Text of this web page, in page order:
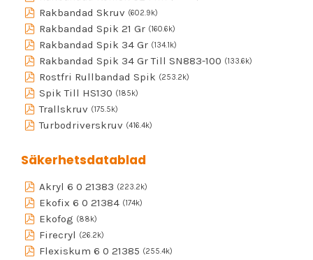
Rakbandad Skruv (602.9k)
Rakbandad Spik 21 Gr (160.6k)
Rakbandad Spik 34 Gr (134.1k)
Rakbandad Spik 34 Gr Till SN883-100 (133.6k)
Rostfri Rullbandad Spik (253.2k)
Spik Till HS130 (185k)
Trallskruv (175.5k)
Turbodriverskruv (416.4k)
Säkerhetsdatablad
Akryl 6 0 21383 (223.2k)
Ekofix 6 0 21384 (174k)
Ekofog (88k)
Firecryl (26.2k)
Flexiskum 6 0 21385 (255.4k)